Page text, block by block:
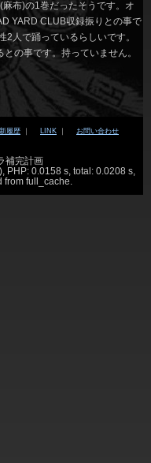
布)の1巻だったそうです。オ
YARD CLUB収録振りとの事で
人で踊っているらしいです。
の事です。持っていません。
履歴 ｜ LINK ｜ お問い合わせ
補完計画
PHP: 0.0158 s, total: 0.0208 s,
full_cache.